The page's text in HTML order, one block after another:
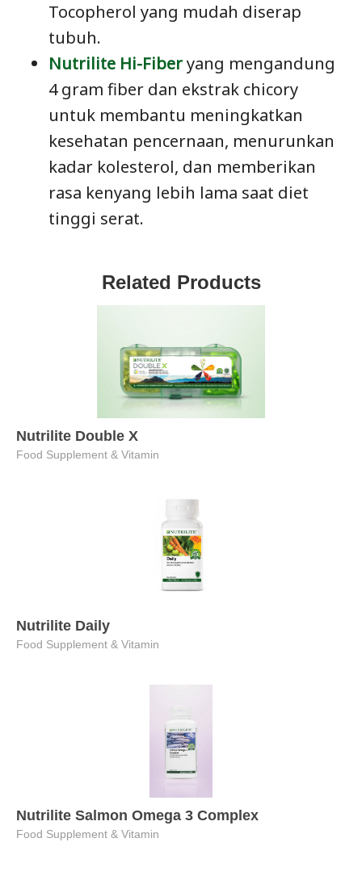
Tocopherol yang mudah diserap
tubuh.
Nutrilite Hi-Fiberyang mengandung
4 gram fiber dan ekstrak chicory
untuk membantu meningkatkan
kesehatan pencernaan, menurunkan
kadar kolesterol, dan memberikan
rasa kenyang lebih lama saat diet
tinggi serat.
Related Products
Nutrilite Double X
Food Supplement & Vitamin
Nutrilite Daily
Food Supplement & Vitamin
Nutrilite Salmon Omega 3 Complex
Food Supplement & Vitamin